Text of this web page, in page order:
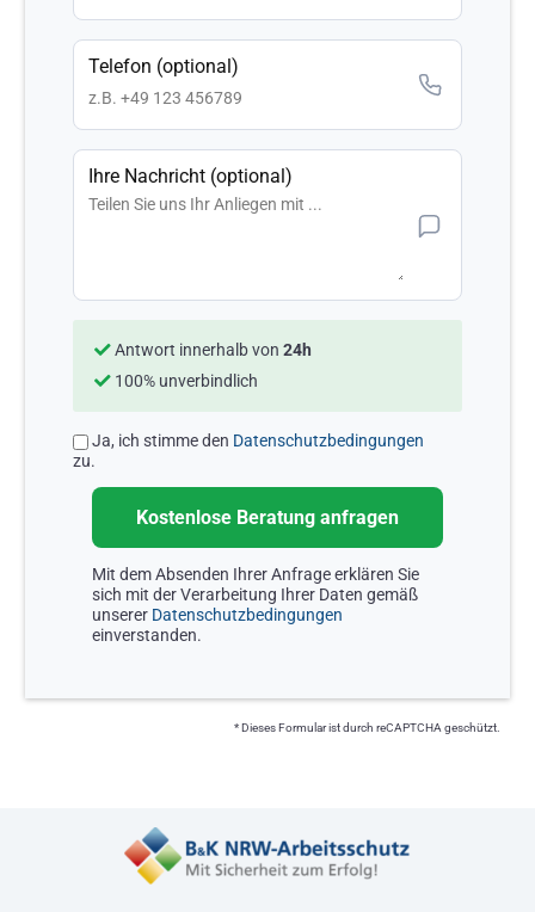
Telefon (optional)
Ihre Nachricht (optional)
Antwort innerhalb von 24h
100% unverbindlich
Ja, ich stimme den Datenschutzbedingungen
zu.
Mit dem Absenden Ihrer Anfrage erklären Sie
sich mit der Verarbeitung Ihrer Daten gemäß
unserer Datenschutzbedingungen
einverstanden.
* Dieses Formular ist durch reCAPTCHA geschützt.